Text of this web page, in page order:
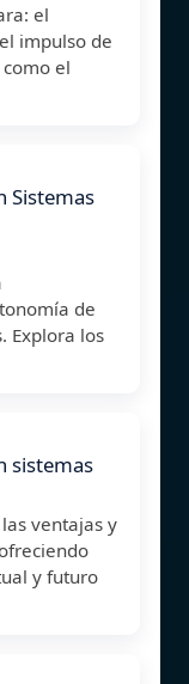
el
impulso de
el
Sistemas
de
Explora los
sistemas
ventajas y
y futuro